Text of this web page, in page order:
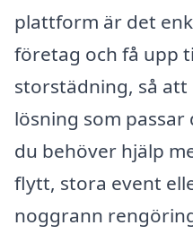
plattform är det
företag och få upp
storstädning, så att
lösning som
du behöver hjälp
flytt, stora event
noggrann